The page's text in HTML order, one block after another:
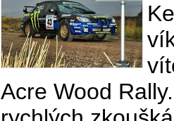
Acre Wood